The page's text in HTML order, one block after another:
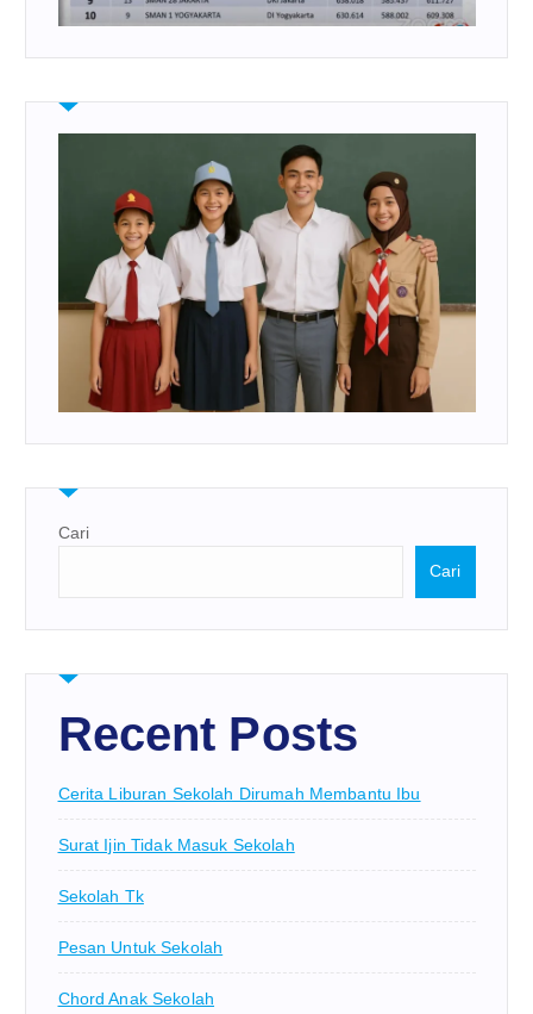
Cari
Cari
Recent Posts
Cerita Liburan Sekolah Dirumah Membantu Ibu
Surat Ijin Tidak Masuk Sekolah
Sekolah Tk
Pesan Untuk Sekolah
Chord Anak Sekolah